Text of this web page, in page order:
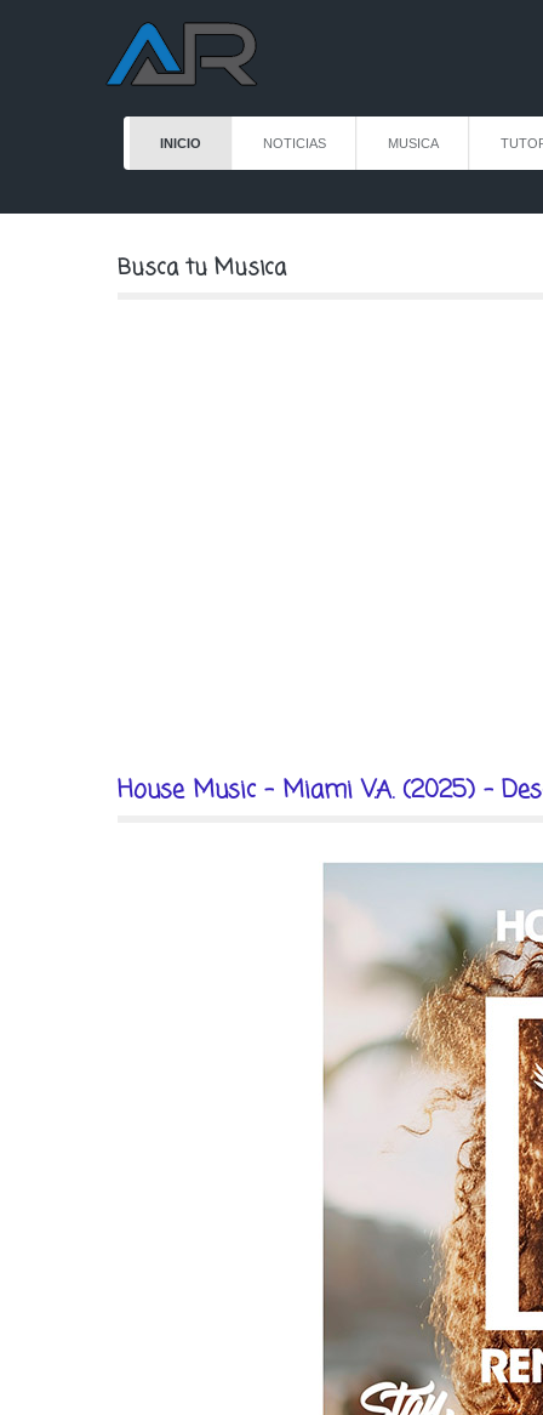
INICIO NOTICIAS MUSICA
Busca tu Musica
House Music - Miami V.A. (2025) -